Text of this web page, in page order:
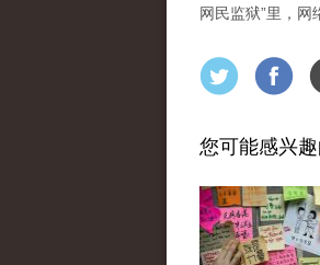
网民监狱”里，网
您可能感兴